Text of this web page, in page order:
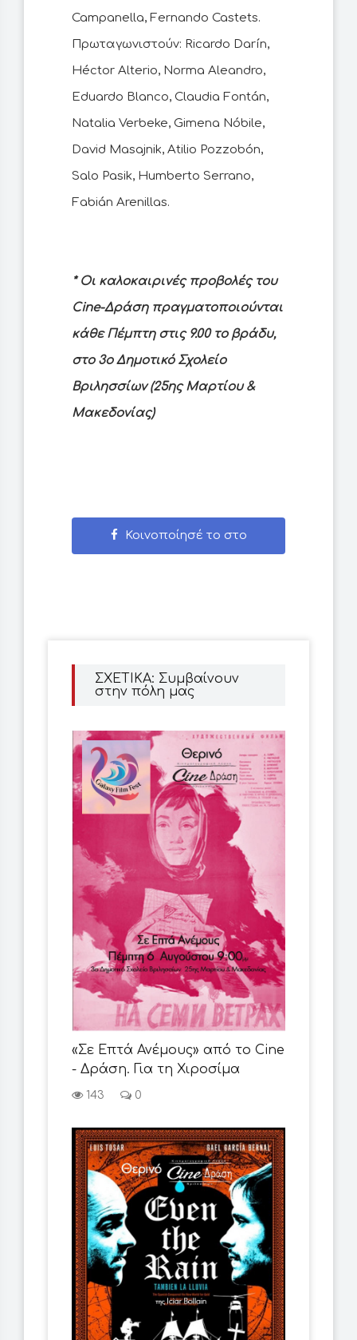
Campanella, Fernando Castets.
Πρωταγωνιστούν: Ricardo Darín,
Héctor Alterio, Norma Aleandro,
Eduardo Blanco, Claudia Fontán,
Natalia Verbeke, Gimena Nóbile,
David Masajnik, Atilio Pozzobón,
Salo Pasik, Humberto Serrano,
Fabián Arenillas.
* Οι καλοκαιρινές προβολές του
Cine-Δράση πραγματοποιούνται
κάθε Πέμπτη στις 9.00 το βράδυ,
στο 3ο Δημοτικό Σχολείο
Βριλησσίων (25ης Μαρτίου &
Μακεδονίας)
Κοινοποίησέ το στο
ΣΧΕΤΙΚΑ: Συμβαίνουν
στην πόλη μας
«Σε Επτά Ανέμους» από το Cine
- Δράση. Για τη Χιροσίμα
143 0